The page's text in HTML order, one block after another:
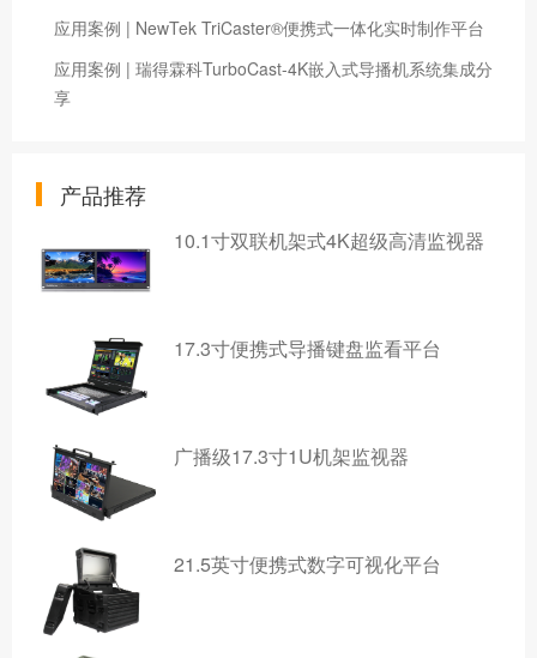
应用案例 | NewTek TriCaster®便携式一体化实时制作平台
应用案例 | 瑞得霖科TurboCast-4K嵌入式导播机系统集成分
享
产品推荐
10.1寸双联机架式4K超级高清监视器
17.3寸便携式导播键盘监看平台
广播级17.3寸1U机架监视器
21.5英寸便携式数字可视化平台